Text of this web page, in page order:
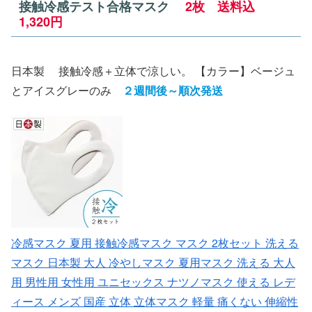
接触冷感テスト合格マスク 2枚 送料込
1,320円
日本製 接触冷感＋立体で涼しい。 【カラー】ベージュ
とアイスグレーのみ
２週間後～順次発送
冷感マスク 夏用 接触冷感マスク マスク 2枚セット 洗える
マスク 日本製 大人 冷やしマスク 夏用マスク 洗える 大人
用 男性用 女性用 ユニセックス ナツノマスク 使える レデ
ィース メンズ 国産 立体 立体マスク 軽量 痛くない 伸縮性